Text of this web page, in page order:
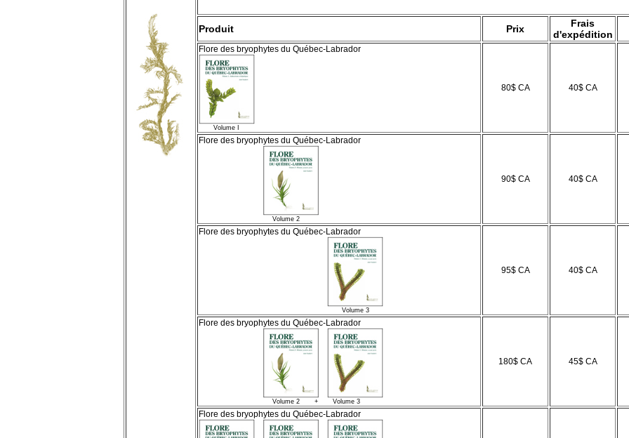
Produit Prix
Frais
d'expédition
Flore des bryophytes du Québec-Labrador
Volume I
80$ CA 40$ CA
Flore des bryophytes du Québec-Labrador
Volume 2
90$ CA 40$ CA
Flore des bryophytes du Québec-Labrador
Volume 3
95$ CA 40$ CA
Flore des bryophytes du Québec-Labrador
Volume 2 + Volume 3
180$ CA 45$ CA
Flore des bryophytes du Québec-Labrador